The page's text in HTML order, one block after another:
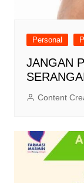
Personal
JANGAN
Content